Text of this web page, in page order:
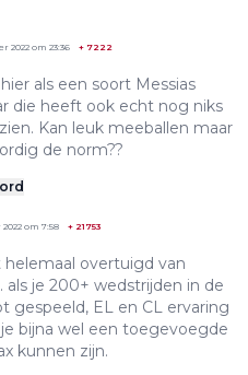
2022 om 23:36 + 7222
als een soort Messias
die heeft ook echt nog niks
Kan leuk meeballen maar
de norm??
om 7:58 + 21753
overtuigd van
als je 200+ wedstrijden in de
gespeeld, EL en CL ervaring
bijna wel een toegevoegde
kunnen zijn.